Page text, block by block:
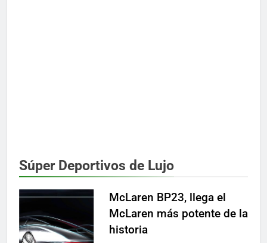
Súper Deportivos de Lujo
McLaren BP23, llega el
McLaren más potente de la
historia